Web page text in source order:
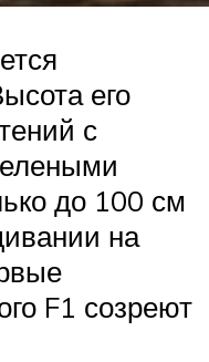
его
с
до 100 см
на
F1 созреют